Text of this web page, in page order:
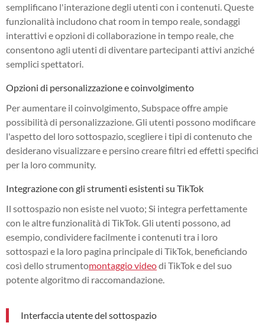
semplificano l'interazione degli utenti con i contenuti. Queste
funzionalità includono chat room in tempo reale, sondaggi
interattivi e opzioni di collaborazione in tempo reale, che
consentono agli utenti di diventare partecipanti attivi anziché
semplici spettatori.
Opzioni di personalizzazione e coinvolgimento
Per aumentare il coinvolgimento, Subspace offre ampie
possibilità di personalizzazione. Gli utenti possono modificare
l'aspetto del loro sottospazio, scegliere i tipi di contenuto che
desiderano visualizzare e persino creare filtri ed effetti specifici
per la loro community.
Integrazione con gli strumenti esistenti su TikTok
Il sottospazio non esiste nel vuoto; Si integra perfettamente
con le altre funzionalità di TikTok. Gli utenti possono, ad
esempio, condividere facilmente i contenuti tra i loro
sottospazi e la loro pagina principale di TikTok, beneficiando
così dello strumentomontaggio videodi TikTok e del suo
potente algoritmo di raccomandazione.
Interfaccia utente del sottospazio